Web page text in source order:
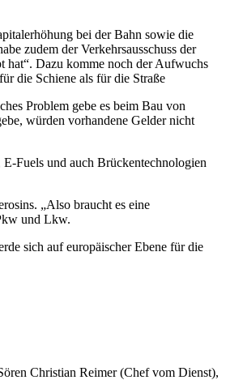
bei der Bahn sowie die
zudem der Verkehrsausschuss der
hat“. Dazu komme noch der Aufwuchs
die Schiene als für die Straße
Problem gebe es beim Bau von
würden vorhandene Gelder nicht
Fuels und auch Brückentechnologien
„Also braucht es eine
und Lkw.
sich auf europäischer Ebene für die
Christian Reimer (Chef vom Dienst),